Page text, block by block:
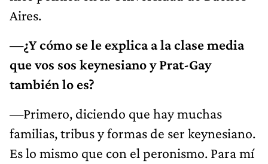
Aires.
—¿Y cómo se le explica a la clase media
que vos sos keynesiano y Prat-Gay
también lo es?
—Primero, diciendo que hay muchas
familias, tribus y formas de ser keynesiano.
Es lo mismo que con el peronismo. Para mí